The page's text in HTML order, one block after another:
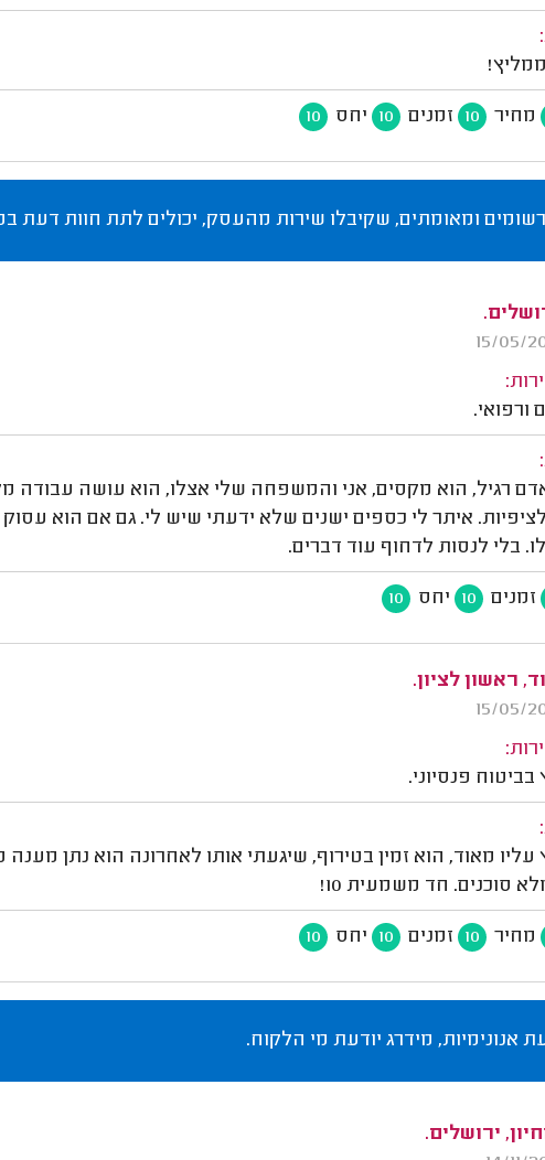
מחיר 10 זמנים 10 יחס 10
ומאומתים, שקיבלו שירות מהעסק, יכולים לתת חוות דעת
ורפואי.
רגיל, הוא מקסים, אני והמשפחה שלי אצלו, הוא עושה עבודה
איתר לי כספים ישנים שלא ידעתי שיש לי. גם אם הוא
בלי לנסות לדחוף עוד דברים.
זמנים 10 יחס 10
ראשון לציון.
בביטוח פנסיוני.
עליו מאוד, הוא זמין בטירוף, שיגעתי אותו לאחרונה הוא נתן מענה
סוכנים. חד משמעית 10!
מחיר 10 זמנים 10 יחס 10
אנונימיות, מידרג יודעת מי הלקוח.
ירושלים.